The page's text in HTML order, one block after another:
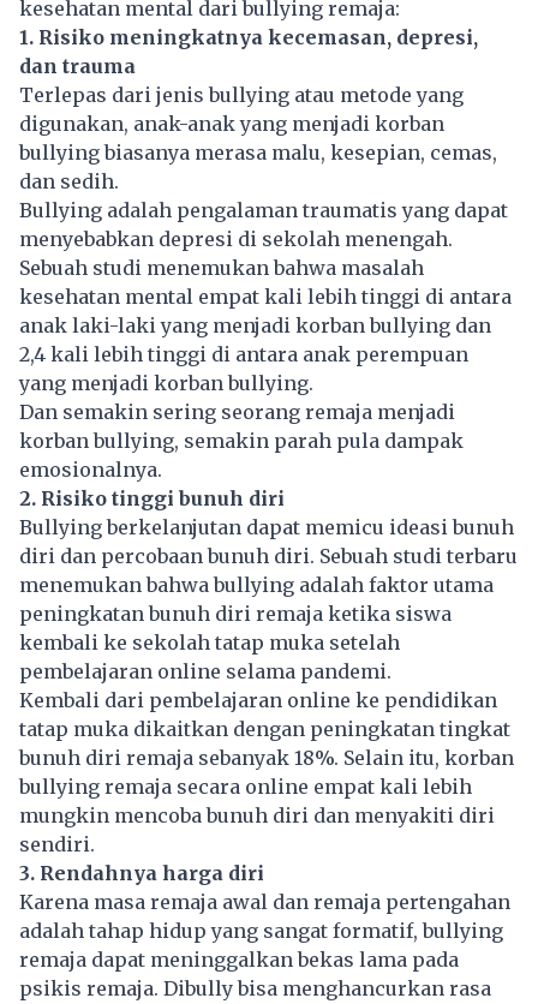
kesehatan mental dari bullying remaja:
1. Risiko meningkatnya kecemasan, depresi,
dan trauma
Terlepas dari jenis bullying atau metode yang
digunakan, anak-anak yang menjadi korban
bullying biasanya merasa malu, kesepian, cemas,
dan sedih.
Bullying adalah pengalaman traumatis yang dapat
menyebabkan depresi di sekolah menengah.
Sebuah studi menemukan bahwa masalah
kesehatan mental empat kali lebih tinggi di antara
anak laki-laki yang menjadi korban bullying dan
2,4 kali lebih tinggi di antara anak perempuan
yang menjadi korban bullying.
Dan semakin sering seorang remaja menjadi
korban bullying, semakin parah pula dampak
emosionalnya.
2. Risiko tinggi bunuh diri
Bullying berkelanjutan dapat memicu ideasi bunuh
diri dan percobaan bunuh diri. Sebuah studi terbaru
menemukan bahwa bullying adalah faktor utama
peningkatan bunuh diri remaja ketika siswa
kembali ke sekolah tatap muka setelah
pembelajaran online selama pandemi.
Kembali dari pembelajaran online ke pendidikan
tatap muka dikaitkan dengan peningkatan tingkat
bunuh diri remaja sebanyak 18%. Selain itu, korban
bullying remaja secara online empat kali lebih
mungkin mencoba bunuh diri dan menyakiti diri
sendiri.
3. Rendahnya harga diri
Karena masa remaja awal dan remaja pertengahan
adalah tahap hidup yang sangat formatif, bullying
remaja dapat meninggalkan bekas lama pada
psikis remaja. Dibully bisa menghancurkan rasa